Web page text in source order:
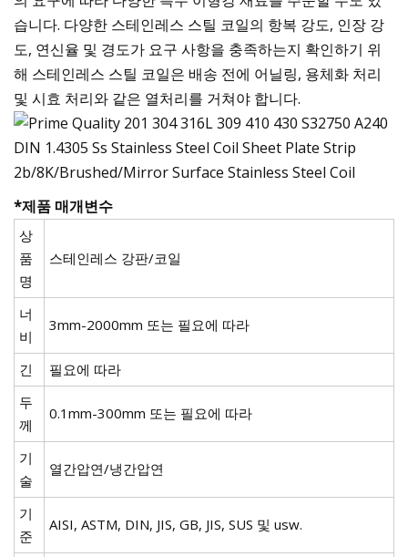
습니다. 다양한 스테인레스 스틸 코일의 항복 강도, 인장 강
도, 연신율 및 경도가 요구 사항을 충족하는지 확인하기 위
해 스테인레스 스틸 코일은 배송 전에 어닐링, 용체화 처리
및 시효 처리와 같은 열처리를 거쳐야 합니다.
*제품 매개변수
상
품
명
스테인레스 강판/코일
너
비
3mm-2000mm 또는 필요에 따라
긴
필요에 따라
두
께
0.1mm-300mm 또는 필요에 따라
기
술
열간압연/냉간압연
기
준
AISI, ASTM, DIN, JIS, GB, JIS, SUS 및 usw.